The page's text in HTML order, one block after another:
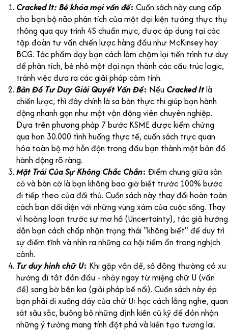
Cracked It: Bẻ khóa mọi vấn đề: Cuốn sách này cung cấp
cho bạn bộ não phân tích của một đại kiện tướng thực thụ
thông qua quy trình 4S chuẩn mực, được áp dụng tại các
tập đoàn tư vấn chiến lược hàng đầu như McKinsey hay
BCG. Tác phẩm dạy bạn cách làm chậm lại tiến trình tư duy
để phân tích, bẻ nhỏ một đại nạn thành các cấu trúc logic,
tránh việc đưa ra các giải pháp cảm tính.
Bản Đồ Tư Duy Giải Quyết Vấn Đề: Nếu Cracked Itlà
chiến lược, thì đây chính là sa bàn thực thi giúp bạn hành
động nhanh gọn như một vận động viên chuyên nghiệp.
Dựa trên phương pháp 7 bước KSME được kiểm chứng
qua hơn 30.000 tình huống thực tế, cuốn sách trực quan
hóa toàn bộ mớ hỗn độn trong đầu bạn thành một bản đồ
hành động rõ ràng.
Mặt Trái Của Sự Không Chắc Chắn: Điểm chung giữa sân
cỏ và bàn cờ là bạn không bao giờ biết trước 100% bước
đi tiếp theo của đối thủ. Cuốn sách này thay đổi hoàn toàn
cách bạn đối diện với những vùng xám của cuộc sống. Thay
vì hoảng loạn trước sự mơ hồ (Uncertainty), tác giả hướng
dẫn bạn cách chấp nhận trạng thái "không biết" để duy trì
sự điềm tĩnh và nhìn ra những cơ hội tiềm ẩn trong nghịch
cảnh.
Tư duy hình chữ U: Khi gặp vấn đề, số đông thường có xu
hướng đi tắt đón đầu - nhảy ngay từ miệng chữ U (vấn
đề) sang bờ bên kia (giải pháp bề nổi). Cuốn sách này ép
bạn phải đi xuống đáy của chữ U: học cách lắng nghe, quan
sát sâu sắc, buông bỏ những định kiến cũ kỹ để đón nhận
những ý tưởng mang tính đột phá và kiến tạo tương lai.